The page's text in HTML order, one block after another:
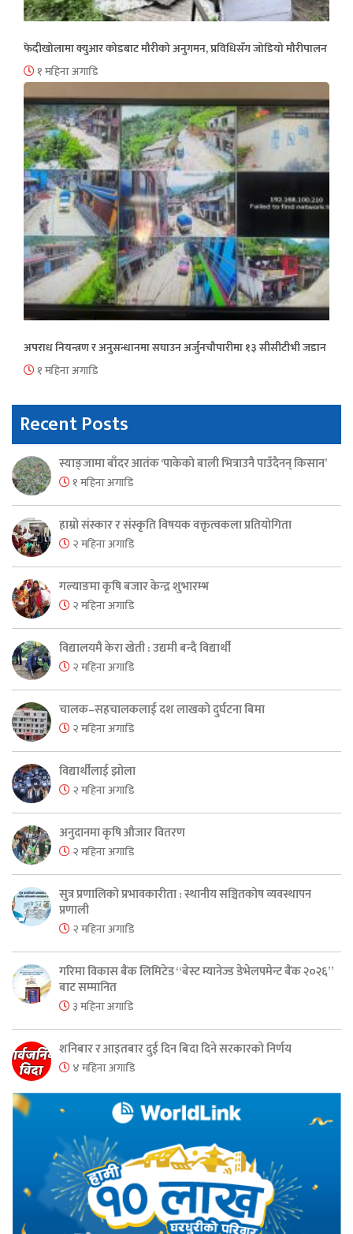
फेदीखोलामा क्युआर कोडबाट मौरीको अनुगमन, प्रविधिसँग जोडियो मौरीपालन
१ महिना अगाडि
अपराध नियन्त्रण र अनुसन्धानमा सघाउन अर्जुनचौपारीमा १३ सीसीटीभी जडान
१ महिना अगाडि
Recent Posts
स्याङ्जामा बाँदर आतंक ‘पाकेको बाली भित्राउनै पाउँदैनन् किसान’
१ महिना अगाडि
हाम्रो संस्कार र संस्कृति विषयक वक्तृत्वकला प्रतियोगिता
२ महिना अगाडि
गल्याङमा कृषि बजार केन्द्र शुभारम्भ
२ महिना अगाडि
विद्यालयमै केरा खेती : उद्यमी बन्दै विद्यार्थी
२ महिना अगाडि
चालक–सहचालकलाई दश लाखको दुर्घटना बिमा
२ महिना अगाडि
विद्यार्थीलाई झोला
२ महिना अगाडि
अनुदानमा कृषि औजार वितरण
२ महिना अगाडि
सुत्र प्रणालिको प्रभावकारीता : स्थानीय सञ्चितकोष व्यवस्थापन
प्रणाली
२ महिना अगाडि
गरिमा विकास बैंक लिमिटेड “बेस्ट म्यानेज्ड डेभेलपमेन्ट बैंक २०२६”
बाट सम्मानित
३ महिना अगाडि
शनिबार र आइतबार दुई दिन बिदा दिने सरकारको निर्णय
४ महिना अगाडि